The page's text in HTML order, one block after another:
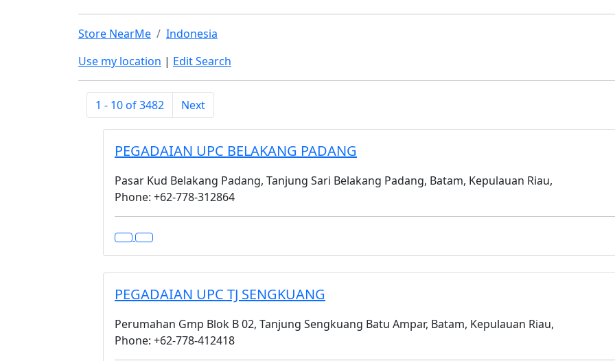
Store NearMe
Indonesia
Use my location | Edit Search
1 - 10 of 3482 Next
PEGADAIAN UPC BELAKANG PADANG
Pasar Kud Belakang Padang, Tanjung Sari Belakang Padang, Batam, Kepulauan Riau,
Phone: +62-778-312864
PEGADAIAN UPC TJ SENGKUANG
Perumahan Gmp Blok B 02, Tanjung Sengkuang Batu Ampar, Batam, Kepulauan Riau,
Phone: +62-778-412418